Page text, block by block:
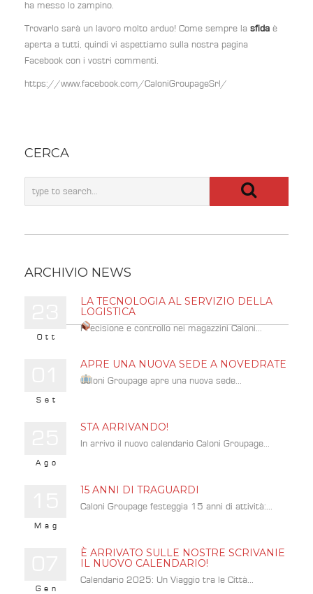
ha messo lo zampino.
Trovarlo sarà un lavoro molto arduo! Come sempre la sfida è
aperta a tutti, quindi vi aspettiamo sulla nostra pagina
Facebook con i vostri commenti.
https://www.facebook.com/CaloniGroupageSrl/
CERCA
ARCHIVIO NEWS
Ott
LA TECNOLOGIA AL SERVIZIO DELLA
LOGISTICA
Precisione e controllo nei magazzini Caloni...
Set
APRE UNA NUOVA SEDE A NOVEDRATE
Caloni Groupage apre una nuova sede...
Ago
STA ARRIVANDO!
In arrivo il nuovo calendario Caloni Groupage...
Mag
15 ANNI DI TRAGUARDI
Caloni Groupage festeggia 15 anni di attività:...
Gen
È ARRIVATO SULLE NOSTRE SCRIVANIE
IL NUOVO CALENDARIO!
Calendario 2025: Un Viaggio tra le Città...